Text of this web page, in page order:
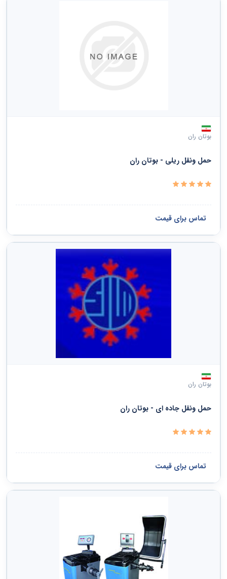
بوتان ران
حمل ونقل ریلی - بوتان ران
تماس برای قیمت
بوتان ران
حمل ونقل جاده ای - بوتان ران
تماس برای قیمت